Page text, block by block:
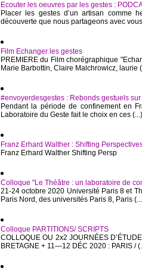
Ecouter les oeuvres par les gestes :
Placer les gestes d’un artisan comme
découverte que nous partageons avec
Film Echanger les gestes
PREMIERE du Film chorégraphique
Marie Barbottin, Claire Malchrowicz, laurie
#envoyerdesgestes : Rebonds gestuels
Pendant la période de confinement en
Laboratoire du Geste fait le choix en ces (...)
Franz Erhard Walther : Shifting
Franz Erhard Walther Shifting Persp
Colloque "Le Théâtre : un laboratoire de
21-24 octobre 2020 Université Paris 8 et
Paris Nord, des universités Paris 8, Paris
Colloque PARTITIONS/ SCRIPTS
COLLOQUE OU 2x2 JOURNÉES
BRETAGNE + 11—12 DÉC 2020 : PARIS /